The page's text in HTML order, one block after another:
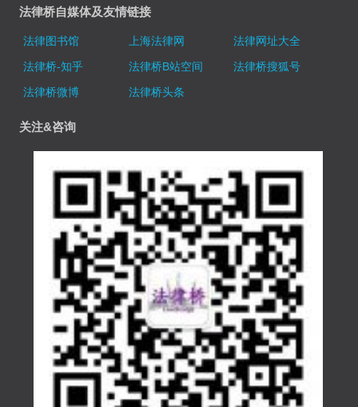
法律桥自媒体及友情链接
法律图书馆 上海法律网
法律网址大全
法律桥-知乎
法律桥B站空间
法律桥搜狐号
法律桥微博
法律桥头条
关注&咨询